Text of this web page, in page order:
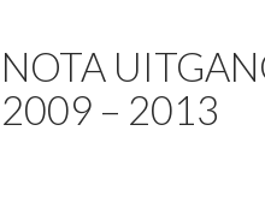
NOTA
2009 – 2013